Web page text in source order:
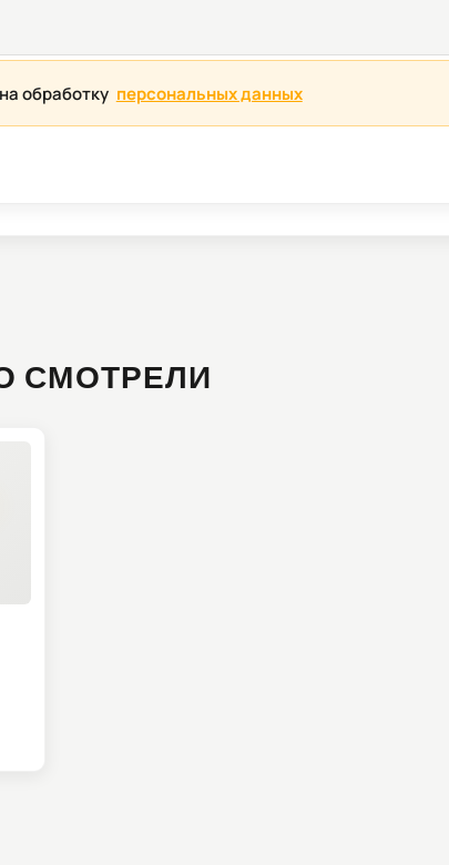
обработку персональных данных
СМОТРЕЛИ